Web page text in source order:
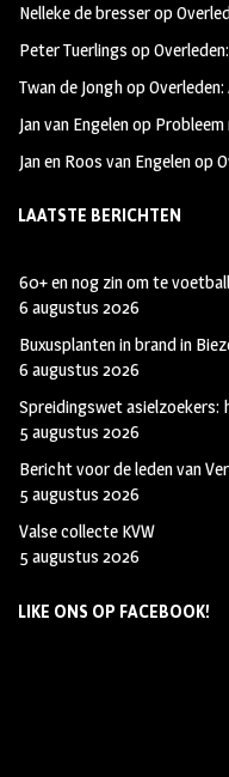
k
m
Nelleke de bresserop
Peter Tuerlings op
Twan de Jonghop
Jan van Engelenop
Jan en Roos van Engelenop
LAATSTE BERICHTEN
60+ en nog zin om te
6 augustus 2026
Buxusplanten in brand in
6 augustus 2026
Spreidingswet asielzoekers:
5 augustus 2026
Bericht voor de leden van
5 augustus 2026
Valse collecte KVW
5 augustus 2026
LIKE ONS OP FACEBOOK!